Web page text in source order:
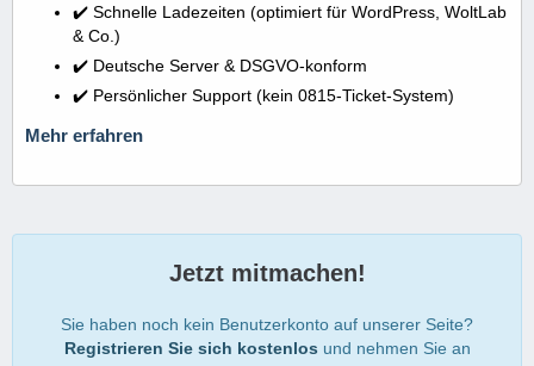
✔️ Schnelle Ladezeiten (optimiert für WordPress, WoltLab
& Co.)
✔️ Deutsche Server & DSGVO-konform
✔️ Persönlicher Support (kein 0815-Ticket-System)
Mehr erfahren
Jetzt mitmachen!
Sie haben noch kein Benutzerkonto auf unserer Seite?
Registrieren Sie sich kostenlos und nehmen Sie an